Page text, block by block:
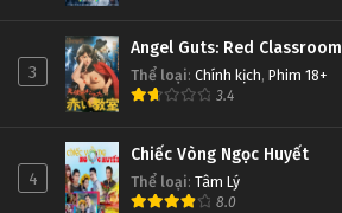
3
Angel Guts: Red Classroom
Thể loại: Chính kịch, Phim 18+
3.4
4
Chiếc Vòng Ngọc Huyết
Thể loại: Tâm Lý
8.0